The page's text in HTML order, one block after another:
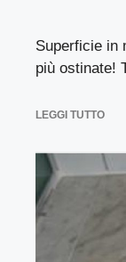
Superficie in
più ostinate!
LEGGI TUTTO